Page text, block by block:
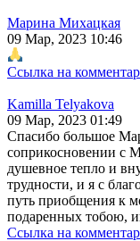
Марина Михацкая
09 Мар, 2023 10:46
Ссылка на
Kamilla Telyakova
09 Мар, 2023 01:49
Спасибо большое
соприкосновении с
душевное тепло и
трудности, и я с
путь приобщения к
подаренных тобою,
Ссылка на